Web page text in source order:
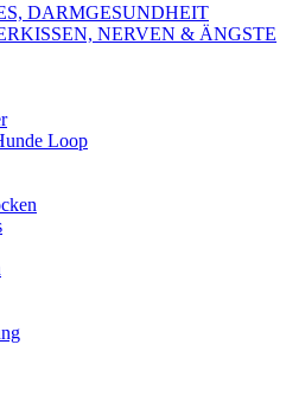
DARMGESUNDHEIT
NERVEN & ÄNGSTE
Loop